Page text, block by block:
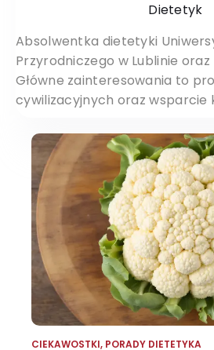
Dietetyk
Absolwentka dietetyki
Przyrodniczego w Lublinie
Główne zainteresowania to
cywilizacyjnych oraz wsparcie
CIEKAWOSTKI, PORADY DIETETYKA